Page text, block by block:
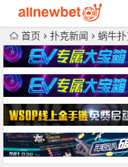
首页 扑克新闻 蜗牛扑克